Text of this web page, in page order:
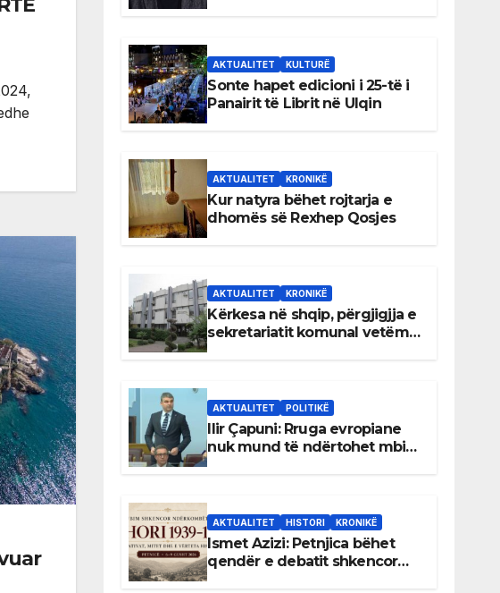
AKTUALITET KULTURË
Sonte hapet edicioni i 25-të i
Panairit të Librit në Ulqin
AKTUALITET KRONIKË
Kur natyra bëhet rojtarja e
dhomës së Rexhep Qosjes
AKTUALITET KRONIKË
Kërkesa në shqip, përgjigjja e
sekretariatit komunal vetëm
AKTUALITET POLITIKË
Ilir Çapuni: Rruga evropiane
nuk mund të ndërtohet mbi
AKTUALITET HISTORI KRONIKË
Ismet Azizi: Petnjica bëhet
qendër e debatit shkencor